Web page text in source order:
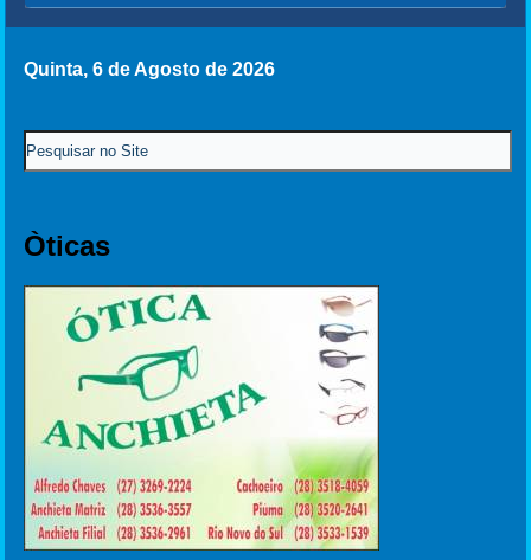
Quinta, 6 de Agosto de 2026
Òticas